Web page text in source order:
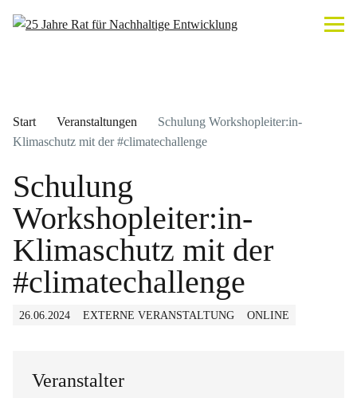
Start Veranstaltungen
Schulung Workshopleiter:in-
Klimaschutz mit der #climatechallenge
Schulung
Workshopleiter:in-
Klimaschutz mit der
#climatechallenge
26.06.2024 EXTERNE VERANSTALTUNG ONLINE
Veranstalter